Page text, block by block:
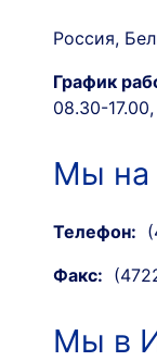
Россия,
График
08.30-
Мы на
Телефон:
Факс:
Мы в